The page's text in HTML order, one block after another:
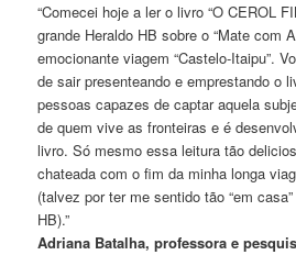
“Comecei hoje a ler o livro “O CEROL
grande Heraldo HB sobre o “Mate com
emocionante viagem “Castelo-Itaipu”.
de sair presenteando e emprestando o
pessoas capazes de captar aquela
de quem vive as fronteiras e é
livro. Só mesmo essa leitura tão
chateada com o fim da minha longa
(talvez por ter me sentido tão “em
HB).”
Adriana Batalha, professora e